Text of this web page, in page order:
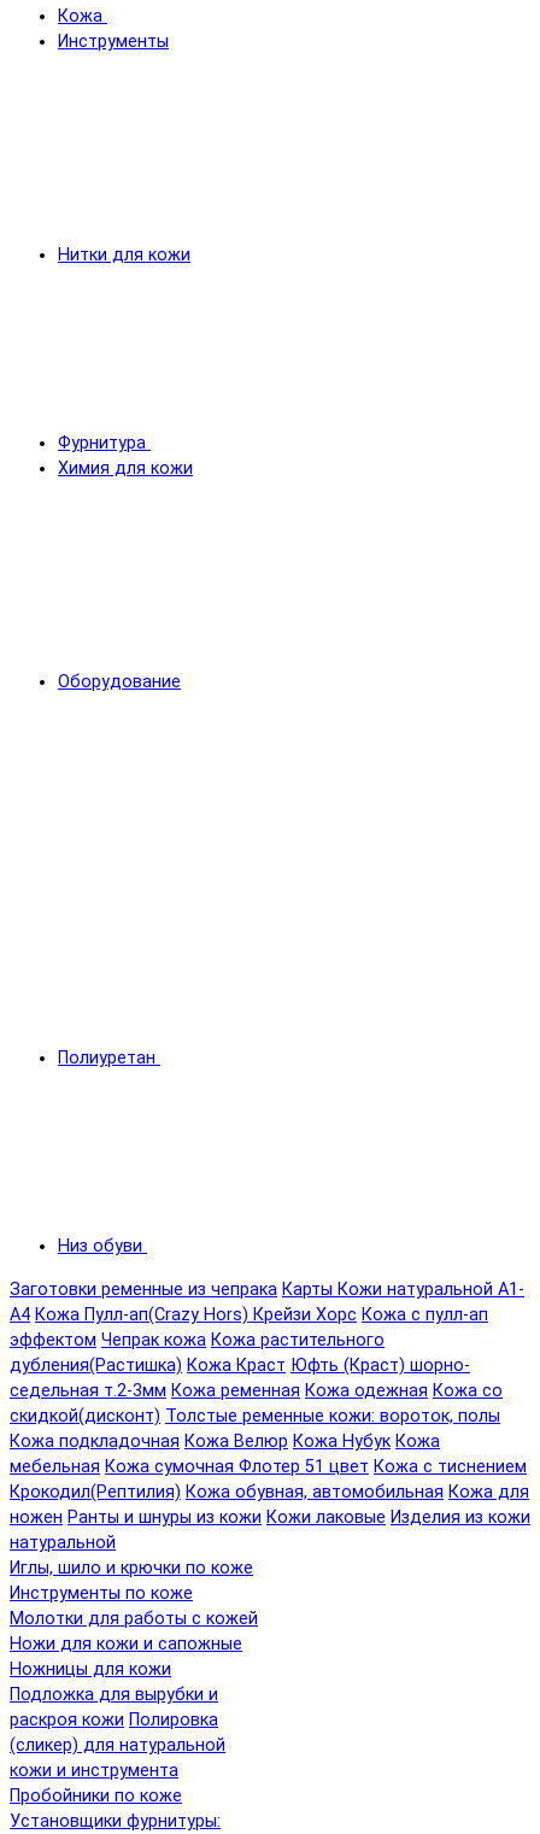
Кожа
Инструменты
Нитки для кожи
Фурнитура
Химия для кожи
Оборудование
Полиуретан
Низ обуви
Заготовки ременные из чепрака Карты Кожи натуральной А1-
А4 Кожа Пулл-ап(Crazy Hors) Крейзи Хорс Кожа с пулл-ап
эффектом Чепрак кожа Кожа растительного
дубления(Растишка) Кожа Краст Юфть (Краст) шорно-
седельная т.2-3мм Кожа ременная Кожа одежная Кожа со
скидкой(дисконт) Толстые ременные кожи: вороток, полы
Кожа подкладочная Кожа Велюр Кожа Нубук Кожа
мебельная Кожа сумочная Флотер 51 цвет Кожа с тиснением
Крокодил(Рептилия) Кожа обувная, автомобильная Кожа для
ножен Ранты и шнуры из кожи Кожи лаковые Изделия из кожи
натуральной
Иглы, шило и крючки по коже
Инструменты по коже
Молотки для работы с кожей
Ножи для кожи и сапожные
Ножницы для кожи
Подложка для вырубки и
раскроя кожи Полировка
(сликер) для натуральной
кожи и инструмента
Пробойники по коже
Установщики фурнитуры: